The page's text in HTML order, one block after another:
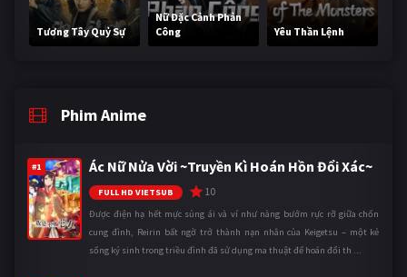
Tương Tây Quỷ Sự
Nữ Đặc Cảnh Phản
Công
Yêu Thần Lệnh
Phim Anime
#1 Ác Nữ Nửa Vời ~Truyền Kì Hoán Hồn Đổi Xác~
FULL HD VIETSUB 10
Được điện hạ hết mực sủng ái và ví như nàng bướm rực rỡ giữa chốn
cung đình, Reirin bất ngờ trở thành nạn nhân của Keigetsu – một kẻ
sống ký sinh trong triều đình đã sử dụng ma thuật để hoán đổi th ...